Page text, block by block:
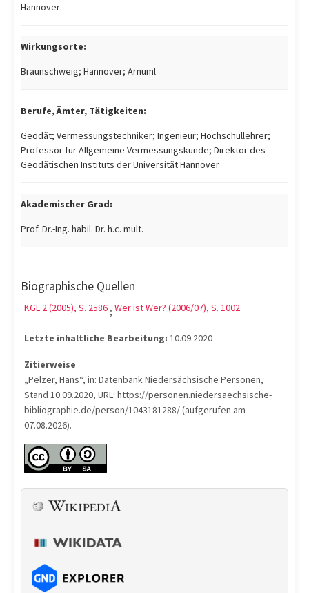
Hannover
Wirkungsorte:
Braunschweig; Hannover; Arnuml
Berufe, Ämter, Tätigkeiten:
Geodät; Vermessungstechniker; Ingenieur; Hochschullehrer;
Professor für Allgemeine Vermessungskunde; Direktor des
Geodätischen Instituts der Universität Hannover
Akademischer Grad:
Prof. Dr.-Ing. habil. Dr. h.c. mult.
Biographische Quellen
KGL 2 (2005), S. 2586 ; Wer ist Wer? (2006/07), S. 1002
Letzte inhaltliche Bearbeitung: 10.09.2020
Zitierweise
„Pelzer, Hans“, in: Datenbank Niedersächsische Personen,
Stand 10.09.2020, URL: https://personen.niedersaechsische-
bibliographie.de/person/1043181288/ (aufgerufen am
07.08.2026).